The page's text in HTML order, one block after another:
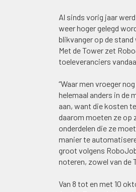
Al sinds vorig jaar
weer hoger gelegd
blikvanger op de
Met de Tower zet
toeleveranciers
“Waar men vroeger
helemaal anders in de
aan, want die kosten
daarom moeten ze op
onderdelen die ze
manier te
groot volgens
noteren, zowel van de
Van 8 tot en met 10